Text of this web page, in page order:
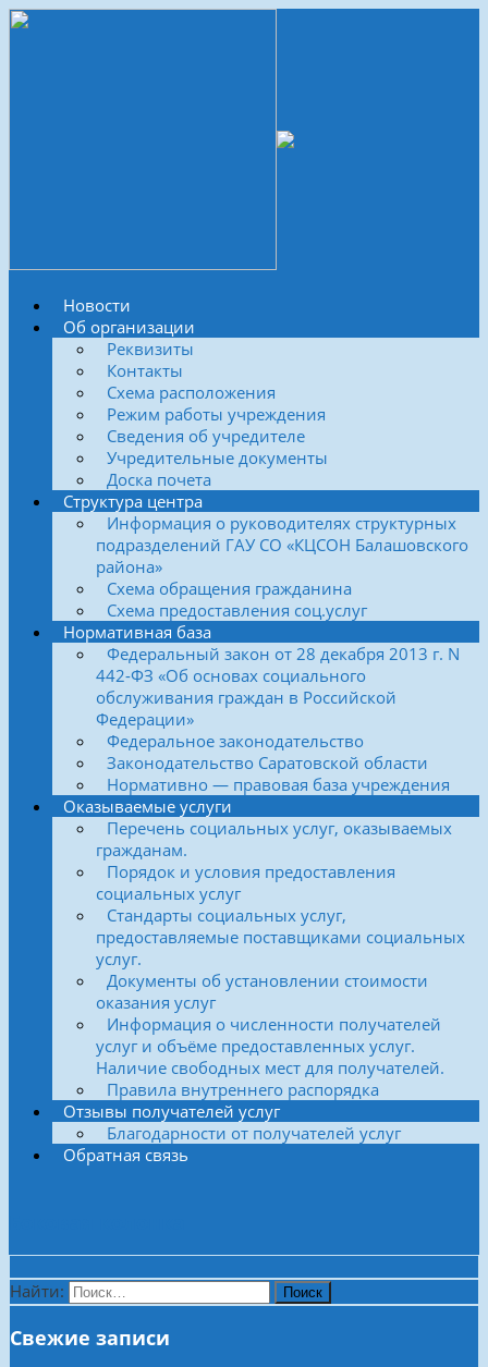
Новости
Об организации
Реквизиты
Контакты
Схема расположения
Режим работы учреждения
Сведения об учредителе
Учредительные документы
Доска почета
Структура центра
Информация о руководителях структурных
подразделений ГАУ СО «КЦСОН Балашовского
района»
Схема обращения гражданина
Схема предоставления соц.услуг
Нормативная база
Федеральный закон от 28 декабря 2013 г. N
442-ФЗ «Об основах социального
обслуживания граждан в Российской
Федерации»
Федеральное законодательство
Законодательство Саратовской области
Нормативно — правовая база учреждения
Оказываемые услуги
Перечень социальных услуг, оказываемых
гражданам.
Порядок и условия предоставления
социальных услуг
Стандарты социальных услуг,
предоставляемые поставщиками социальных
услуг.
Документы об установлении стоимости
оказания услуг
Информация о численности получателей
услуг и объёме предоставленных услуг.
Наличие свободных мест для получателей.
Правила внутреннего распорядка
Отзывы получателей услуг
Благодарности от получателей услуг
Обратная связь
Найти:
Свежие записи